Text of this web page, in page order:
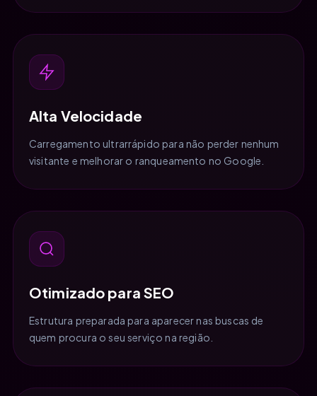
Alta Velocidade
Carregamento ultrarrápido para não perder nenhum
visitante e melhorar o ranqueamento no Google.
Otimizado para SEO
Estrutura preparada para aparecer nas buscas de
quem procura o seu serviço na região.